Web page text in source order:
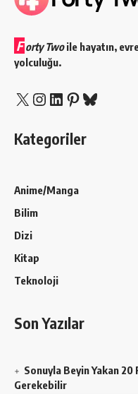
F orty Twoile hayatın,
yolculuğu.
X Instagram
LinkedIn
Pinterest
Bluesky
Kategoriler
Anime/Manga
Bilim
Dizi
Kitap
Teknoloji
Son Yazılar
Sonuyla Beyin Yakan
Gerekebilir